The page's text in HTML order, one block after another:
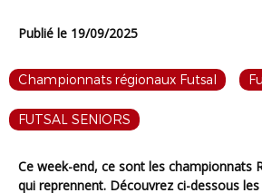
Publié le 19/09/2025
Championnats régionaux Futsal
FUTSAL SENIORS
Ce week-end, ce sont les championnats R1, R2 et R3 de Futsal
qui reprennent. Découvrez ci-dessous